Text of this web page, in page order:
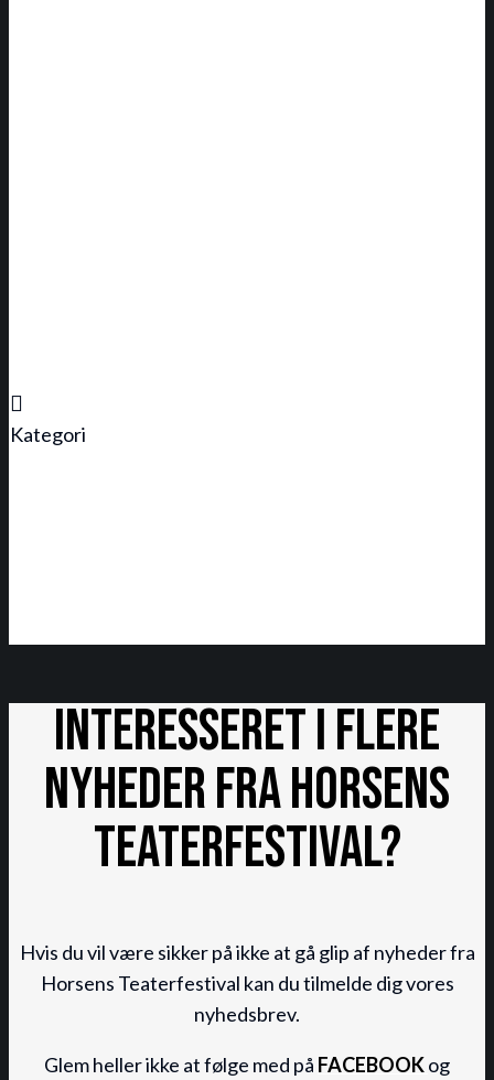
Kategori
Interesseret i flere
nyheder fra Horsens
Teaterfestival?
Hvis du vil være sikker på ikke at gå glip af nyheder fra
Horsens Teaterfestival kan du tilmelde dig vores
nyhedsbrev.
Glem heller ikke at følge med på FACEBOOKog